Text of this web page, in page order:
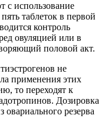
использование
таблеток в первой
контроль
овуляцией или в
половой акт.
не
применения этих
то переходят к
Дозировка
овариального резерва